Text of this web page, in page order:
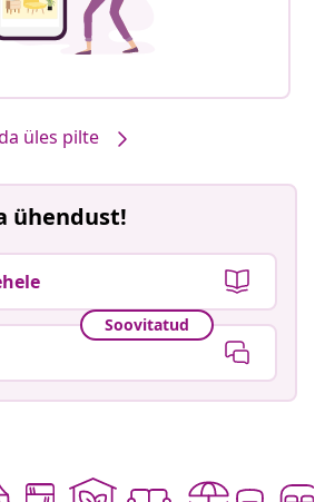
üles pilte
ühendust!
Soovitatud